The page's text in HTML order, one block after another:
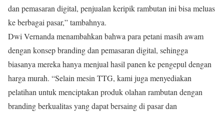
dan pemasaran digital, penjualan keripik rambutan ini bisa meluas
ke berbagai pasar,” tambahnya.
Dwi Vernanda menambahkan bahwa para petani masih awam
dengan konsep branding dan pemasaran digital, sehingga
biasanya mereka hanya menjual hasil panen ke pengepul dengan
harga murah. “Selain mesin TTG, kami juga menyediakan
pelatihan untuk menciptakan produk olahan rambutan dengan
branding berkualitas yang dapat bersaing di pasar dan